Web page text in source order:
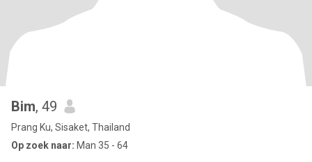
Bim, 49
Prang Ku, Sisaket, Thailand
Op zoek naar: Man 35 - 64